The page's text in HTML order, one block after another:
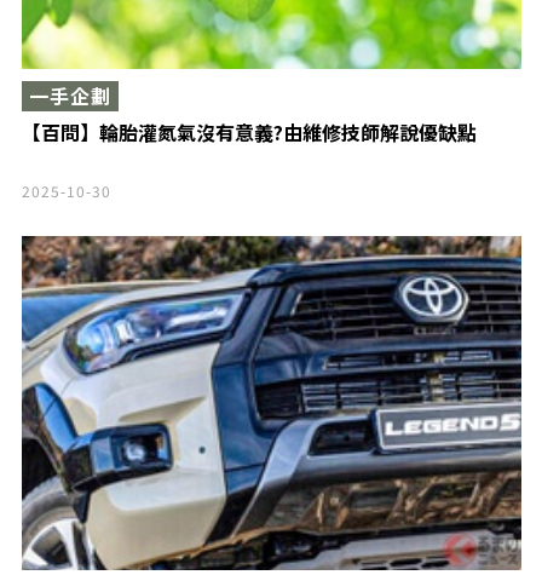
【百問】輪胎灌氮氣沒有意義?由維修技師解說優缺點
一手企劃
2025-10-30